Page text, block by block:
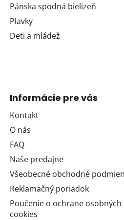
Pánska spodná bielizeň
Plavky
Deti a mládež
Informácie pre vás
Kontakt
O nás
FAQ
Naše predajne
Všeobecné obchodné
Reklamačný poriadok
Poučenie o ochrane
cookies